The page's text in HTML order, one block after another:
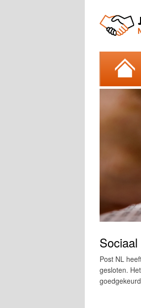
Post NL
gesloten.